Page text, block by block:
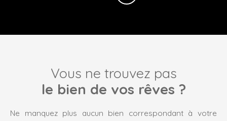
Vous ne trouvez pas
le bien de vos rêves ?
Ne manquez plus aucun bien correspondant à votre